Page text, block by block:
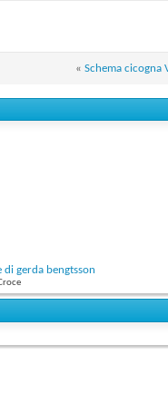
« Schema cicogna
gerda bengtsson